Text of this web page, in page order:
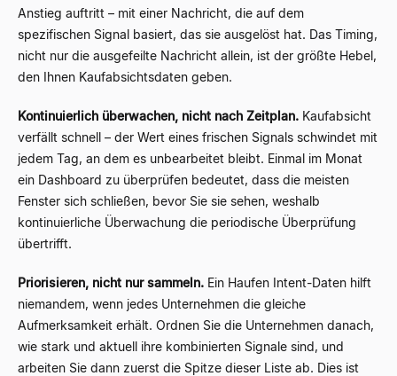
Anstieg auftritt – mit einer Nachricht, die auf dem
spezifischen Signal basiert, das sie ausgelöst hat. Das Timing,
nicht nur die ausgefeilte Nachricht allein, ist der größte Hebel,
den Ihnen Kaufabsichtsdaten geben.
Kontinuierlich überwachen, nicht nach Zeitplan. Kaufabsicht
verfällt schnell – der Wert eines frischen Signals schwindet mit
jedem Tag, an dem es unbearbeitet bleibt. Einmal im Monat
ein Dashboard zu überprüfen bedeutet, dass die meisten
Fenster sich schließen, bevor Sie sie sehen, weshalb
kontinuierliche Überwachung die periodische Überprüfung
übertrifft.
Priorisieren, nicht nur sammeln. Ein Haufen Intent-Daten hilft
niemandem, wenn jedes Unternehmen die gleiche
Aufmerksamkeit erhält. Ordnen Sie die Unternehmen danach,
wie stark und aktuell ihre kombinierten Signale sind, und
arbeiten Sie dann zuerst die Spitze dieser Liste ab. Dies ist